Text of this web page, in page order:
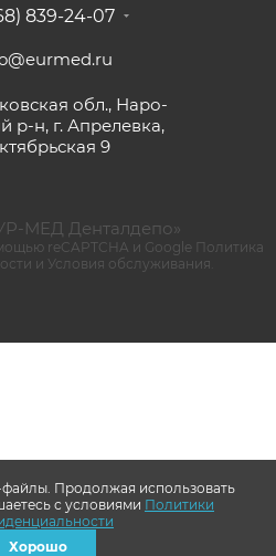
839-24-07
обл., Наро-
р-н, г. Апрелевка,
9
МЕД Денталдепо»
reCAPTCHA и Google Политика
и Условия обслуживания
Продолжая использовать
с условиями Политики
Хорошо